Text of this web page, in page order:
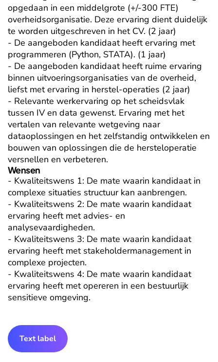
opgedaan in een middelgrote (+/-300 FTE)
overheidsorganisatie. Deze ervaring dient duidelijk
te worden uitgeschreven in het CV. (2 jaar)
- De aangeboden kandidaat heeft ervaring met
programmeren (Python, STATA). (1 jaar)
- De aangeboden kandidaat heeft ruime ervaring
binnen uitvoeringsorganisaties van de overheid,
liefst met ervaring in herstel-operaties (2 jaar)
- Relevante werkervaring op het scheidsvlak
tussen IV en data gewenst. Ervaring met het
vertalen van relevante wetgeving naar
dataoplossingen en het zelfstandig ontwikkelen en
bouwen van oplossingen die de hersteloperatie
versnellen en verbeteren.
Wensen
- Kwaliteitswens 1: De mate waarin kandidaat in
complexe situaties structuur kan aanbrengen.
- Kwaliteitswens 2: De mate waarin kandidaat
ervaring heeft met advies- en
analysevaardigheden.
- Kwaliteitswens 3: De mate waarin kandidaat
ervaring heeft met stakeholdermanagement in
complexe projecten.
- Kwaliteitswens 4: De mate waarin kandidaat
ervaring heeft met opereren in een bestuurlijk
sensitieve omgeving.
Text label